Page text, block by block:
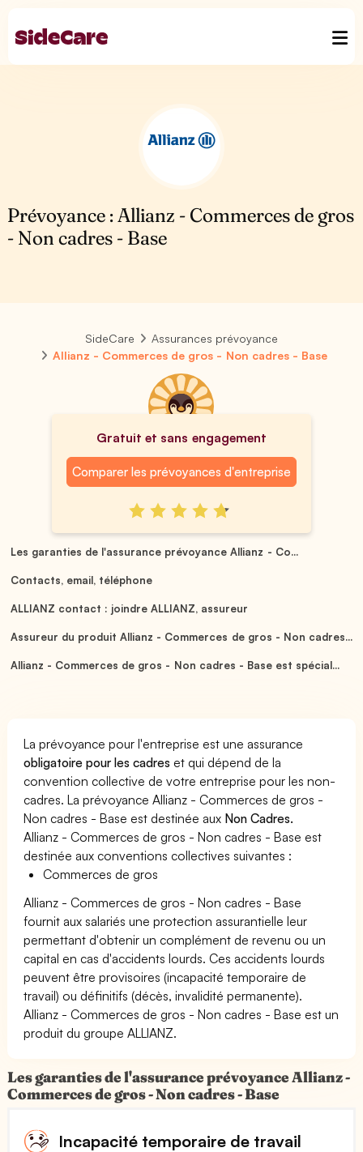
Prévoyance : Allianz - Commerces de gros
- Non cadres - Base
SideCare
Assurances prévoyance
Allianz - Commerces de gros - Non cadres - Base
Gratuit et sans engagement
Comparer les prévoyances d'entreprise
Les garanties de l'assurance prévoyance Allianz - Co...
Contacts, email, téléphone
ALLIANZ contact : joindre ALLIANZ, assureur
Assureur du produit Allianz - Commerces de gros - Non cadres...
Allianz - Commerces de gros - Non cadres - Base est spécial...
La prévoyance pour l'entreprise est une assurance
obligatoire pour les cadres et qui dépend de la
convention collective de votre entreprise pour les non-
cadres. La prévoyance Allianz - Commerces de gros -
Non cadres - Base est destinée aux Non Cadres.
Allianz - Commerces de gros - Non cadres - Base est
destinée aux conventions collectives suivantes :
Commerces de gros
Allianz - Commerces de gros - Non cadres - Base
fournit aux salariés une protection assurantielle leur
permettant d'obtenir un complément de revenu ou un
capital en cas d'accidents lourds. Ces accidents lourds
peuvent être provisoires (incapacité temporaire de
travail) ou définitifs (décès, invalidité permanente).
Allianz - Commerces de gros - Non cadres - Base est un
produit du groupe ALLIANZ.
Les garanties de l'assurance prévoyance Allianz -
Commerces de gros - Non cadres - Base
Incapacité temporaire de travail